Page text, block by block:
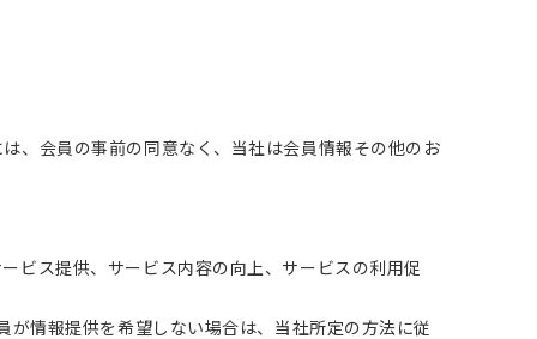
、会員の事前の同意なく、当社は会員情報その他のお
ビス提供、サービス内容の向上、サービスの利用促
情報提供を希望しない場合は、当社所定の方法に従